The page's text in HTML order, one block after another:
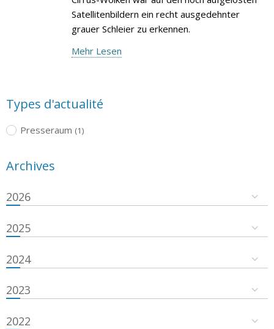
Satellitenbildern ein recht ausgedehnter
grauer Schleier zu erkennen.
Mehr Lesen
Types d'actualité
Presseraum (1)
Archives
2026
2025
2024
2023
2022